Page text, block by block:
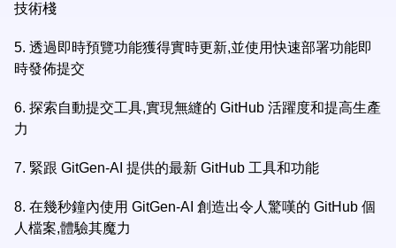
技術棧
5. 透過即時預覽功能獲得實時更新,並使用快速部署功能即
時發佈提交
6. 探索自動提交工具,實現無縫的 GitHub 活躍度和提高生產
力
7. 緊跟 GitGen-AI 提供的最新 GitHub 工具和功能
8. 在幾秒鐘內使用 GitGen-AI 創造出令人驚嘆的 GitHub 個
人檔案,體驗其魔力